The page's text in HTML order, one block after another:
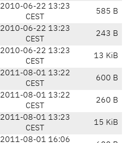
2010-06-22 13:23
CEST
585 B
2010-06-22 13:23
CEST
243 B
2010-06-22 13:23
CEST
13 KiB
2011-08-01 13:22
CEST
600 B
2011-08-01 13:22
CEST
260 B
2011-08-01 13:23
CEST
15 KiB
2011-08-01 16:06